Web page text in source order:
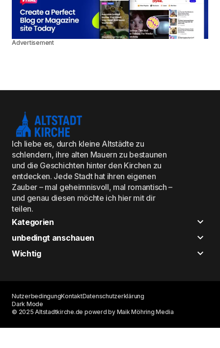
Advertisement
Ich liebe es, durch kleine Altstädte zu
schlendern, ihre alten Mauern zu bestaunen
und die Geschichten hinter den Kirchen zu
entdecken. Jede Stadt hat ihren eigenen
Zauber – mal geheimnisvoll, mal romantisch –
und genau diesen möchte ich hier mit dir
teilen.
Kategorien
unbedingt anschauen
Wichtig
© 2025 Altstadtkirche.de powerd by Maik Möhring Media
NutzerbedingungKontaktDatenschutzerklärung
Dark Mode